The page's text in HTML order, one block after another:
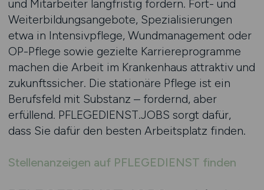
und Mitarbeiter langfristig fördern. Fort- und
Weiterbildungsangebote, Spezialisierungen
etwa in Intensivpflege, Wundmanagement oder
OP-Pflege sowie gezielte Karriereprogramme
machen die Arbeit im Krankenhaus attraktiv und
zukunftssicher. Die stationäre Pflege ist ein
Berufsfeld mit Substanz – fordernd, aber
erfüllend. PFLEGEDIENST.JOBS sorgt dafür,
dass Sie dafür den besten Arbeitsplatz finden.
Stellenanzeigen auf PFLEGEDIENST finden